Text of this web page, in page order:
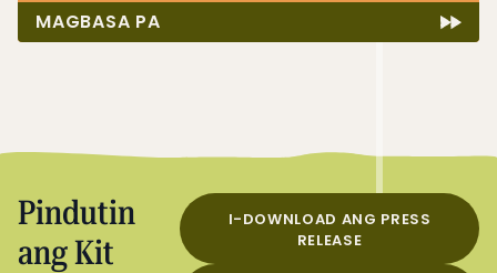
MAGBASA PA
Pindutin
ang Kit
I-DOWNLOAD ANG PRESS
RELEASE